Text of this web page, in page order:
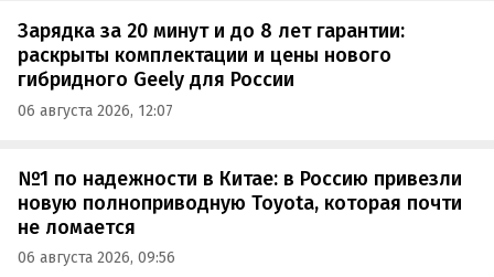
Зарядка за 20 минут и до 8 лет гарантии:
раскрыты комплектации и цены нового
гибридного Geely для России
06 августа 2026, 12:07
№1 по надежности в Китае: в Россию привезли
новую полноприводную Toyota, которая почти
не ломается
06 августа 2026, 09:56